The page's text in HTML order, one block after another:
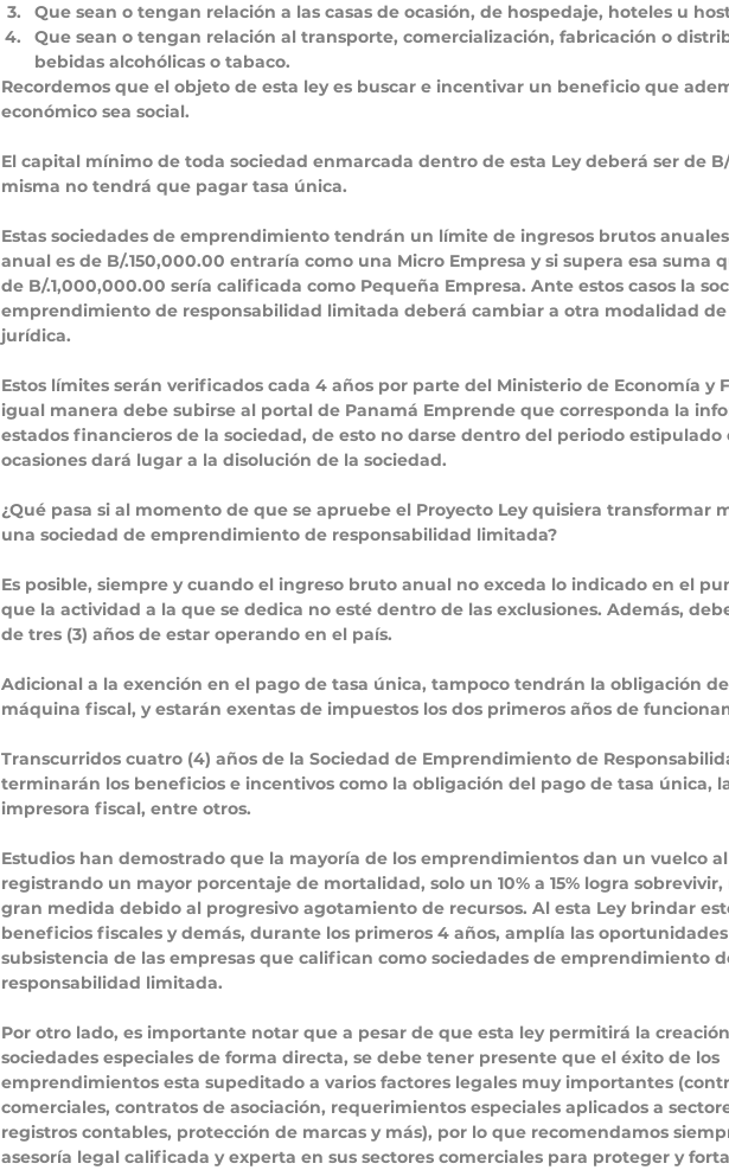
Que sean o tengan relación a las casas de ocasión, de hospedaje, hoteles u
Que sean o tengan relación al transporte, comercialización, fabricación o
bebidas alcohólicas o tabaco.
Recordemos que el objeto de esta ley es buscar e incentivar un beneficio que
económico sea social.
El capital mínimo de toda sociedad enmarcada dentro de esta Ley deberá ser de
misma no tendrá que pagar tasa única.
Estas sociedades de emprendimiento tendrán un límite de ingresos brutos
anual es de B/.150,000.00 entraría como una Micro Empresa y si supera esa suma
de B/.1,000,000.00 sería calificada como Pequeña Empresa. Ante estos casos la
emprendimiento de responsabilidad limitada deberá cambiar a otra modalidad de
jurídica.
Estos límites serán verificados cada 4 años por parte del Ministerio de Economía y
igual manera debe subirse al portal de Panamá Emprende que corresponda la
estados financieros de la sociedad, de esto no darse dentro del periodo estipulado
ocasiones dará lugar a la disolución de la sociedad.
¿Qué pasa si al momento de que se apruebe el Proyecto Ley quisiera transformar
una sociedad de emprendimiento de responsabilidad limitada?
Es posible, siempre y cuando el ingreso bruto anual no exceda lo indicado en el
que la actividad a la que se dedica no esté dentro de las exclusiones. Además,
de tres (3) años de estar operando en el país.
Adicional a la exención en el pago de tasa única, tampoco tendrán la obligación
máquina fiscal, y estarán exentas de impuestos los dos primeros años de
Transcurridos cuatro (4) años de la Sociedad de Emprendimiento de
terminarán los beneficios e incentivos como la obligación del pago de tasa única,
impresora fiscal, entre otros.
Estudios han demostrado que la mayoría de los emprendimientos dan un vuelco
registrando un mayor porcentaje de mortalidad, solo un 10% a 15% logra
gran medida debido al progresivo agotamiento de recursos. Al esta Ley brindar
beneficios fiscales y demás, durante los primeros 4 años, amplía las
subsistencia de las empresas que califican como sociedades de emprendimiento
responsabilidad limitada.
Por otro lado, es importante notar que a pesar de que esta ley permitirá la
sociedades especiales de forma directa, se debe tener presente que el éxito de los
emprendimientos esta supeditado a varios factores legales muy importantes
comerciales, contratos de asociación, requerimientos especiales aplicados a
registros contables, protección de marcas y más), por lo que recomendamos
asesoría legal calificada y experta en sus sectores comerciales para proteger y